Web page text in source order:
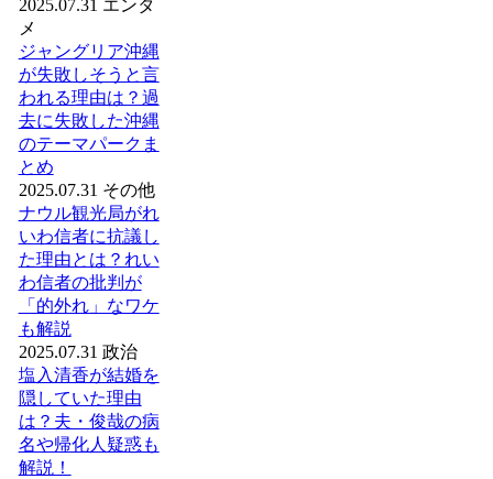
2025.07.31 エンタ
メ
ジャングリア沖縄
が失敗しそうと言
われる理由は？過
去に失敗した沖縄
のテーマパークま
とめ
2025.07.31 その他
ナウル観光局がれ
いわ信者に抗議し
た理由とは？れい
わ信者の批判が
「的外れ」なワケ
も解説
2025.07.31 政治
塩入清香が結婚を
隠していた理由
は？夫・俊哉の病
名や帰化人疑惑も
解説！